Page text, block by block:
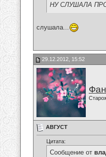
НУ СЛУШАЛА
слушала...
29.12.2012, 15:52
АВГУСТ
Цитата:
Сообщение от